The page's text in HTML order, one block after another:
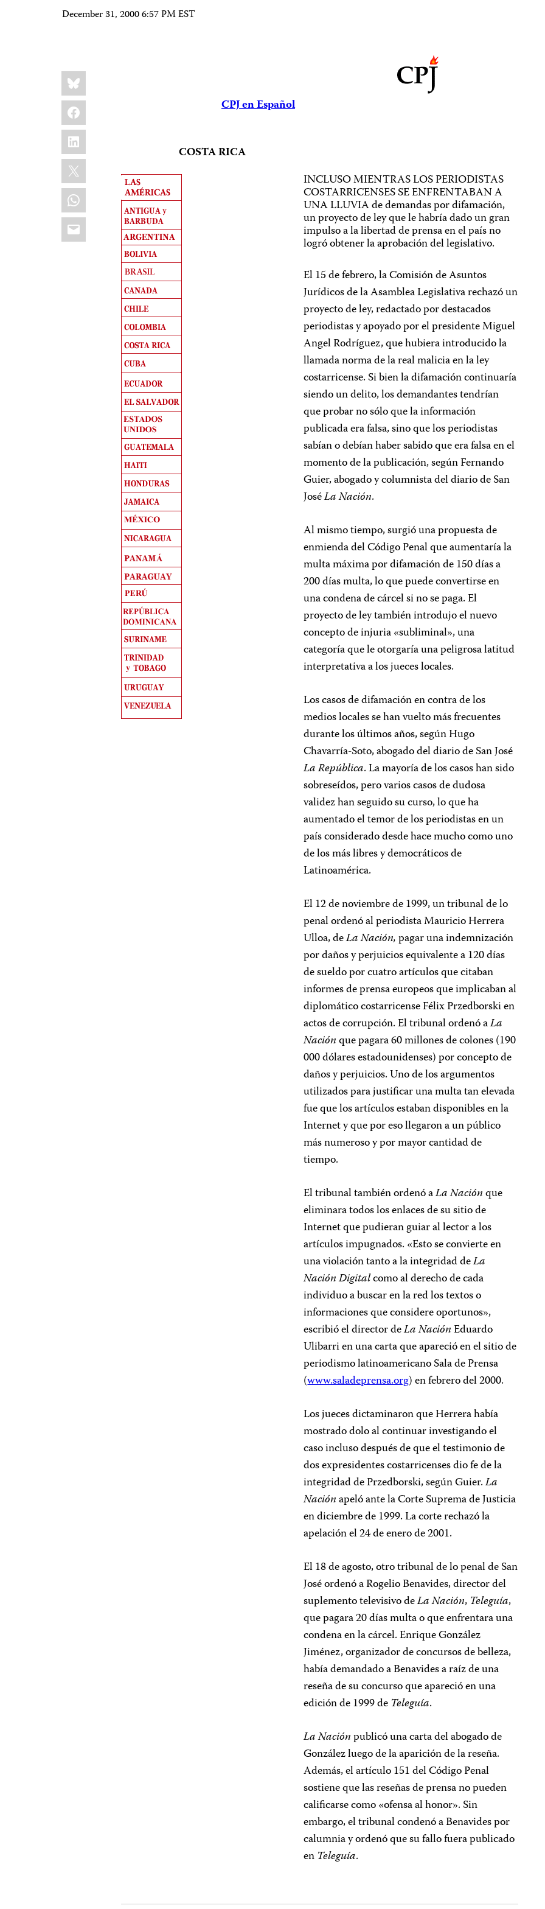
December 31, 2000 6:57 PM EST
Share
this:
Bluesky
Facebook
LinkedIn
X
WhatsApp
Email
CPJ en Español
COSTA RICA
INCLUSO MIENTRAS LOS PERIODISTAS
COSTARRICENSES SE ENFRENTABAN A
UNA LLUVIA de demandas por difamación,
un proyecto de ley que le habría dado un gran
impulso a la libertad de prensa en el país no
logró obtener la aprobación del legislativo.
El 15 de febrero, la Comisión de Asuntos
Jurídicos de la Asamblea Legislativa rechazó un
proyecto de ley, redactado por destacados
periodistas y apoyado por el presidente Miguel
Angel Rodríguez, que hubiera introducido la
llamada norma de la real malicia en la ley
costarricense. Si bien la difamación continuaría
siendo un delito, los demandantes tendrían
que probar no sólo que la información
publicada era falsa, sino que los periodistas
sabían o debían haber sabido que era falsa en el
momento de la publicación, según Fernando
Guier, abogado y columnista del diario de San
JoséLa Nación.
Al mismo tiempo, surgió una propuesta de
enmienda del Código Penal que aumentaría la
multa máxima por difamación de 150 días a
200 días multa, lo que puede convertirse en
una condena de cárcel si no se paga. El
proyecto de ley también introdujo el nuevo
concepto de injuria «subliminal», una
categoría que le otorgaría una peligrosa latitud
interpretativa a los jueces locales.
Los casos de difamación en contra de los
medios locales se han vuelto más frecuentes
durante los últimos años, según Hugo
Chavarría-Soto, abogado del diario de San José
La República. La mayoría de los casos han sido
sobreseídos, pero varios casos de dudosa
validez han seguido su curso, lo que ha
aumentado el temor de los periodistas en un
país considerado desde hace mucho como uno
de los más libres y democráticos de
Latinoamérica.
El 12 de noviembre de 1999, un tribunal de lo
penal ordenó al periodista Mauricio Herrera
Ulloa, deLa Nación,pagar una indemnización
por daños y perjuicios equivalente a 120 días
de sueldo por cuatro artículos que citaban
informes de prensa europeos que implicaban al
diplomático costarricense Félix Przedborski en
actos de corrupción. El tribunal ordenó aLa
Naciónque pagara 60 millones de colones (190
000 dólares estadounidenses) por concepto de
daños y perjuicios. Uno de los argumentos
utilizados para justificar una multa tan elevada
fue que los artículos estaban disponibles en la
Internet y que por eso llegaron a un público
más numeroso y por mayor cantidad de
tiempo.
El tribunal también ordenó aLa Naciónque
eliminara todos los enlaces de su sitio de
Internet que pudieran guiar al lector a los
artículos impugnados. «Esto se convierte en
una violación tanto a la integridad deLa
Nación Digitalcomo al derecho de cada
individuo a buscar en la red los textos o
informaciones que considere oportunos»,
escribió el director deLa NaciónEduardo
Ulibarri en una carta que apareció en el sitio de
periodismo latinoamericano Sala de Prensa
(www.saladeprensa.org) en febrero del 2000.
Los jueces dictaminaron que Herrera había
mostrado dolo al continuar investigando el
caso incluso después de que el testimonio de
dos expresidentes costarricenses dio fe de la
integridad de Przedborski, según Guier.La
Naciónapeló ante la Corte Suprema de Justicia
en diciembre de 1999. La corte rechazó la
apelación el 24 de enero de 2001.
El 18 de agosto, otro tribunal de lo penal de San
José ordenó a Rogelio Benavides, director del
suplemento televisivo deLa Nación, Teleguía,
que pagara 20 días multa o que enfrentara una
condena en la cárcel. Enrique González
Jiménez, organizador de concursos de belleza,
había demandado a Benavides a raíz de una
reseña de su concurso que apareció en una
edición de 1999 de Teleguía.
La Naciónpublicó una carta del abogado de
González luego de la aparición de la reseña.
Además, el artículo 151 del Código Penal
sostiene que las reseñas de prensa no pueden
calificarse como «ofensa al honor». Sin
embargo, el tribunal condenó a Benavides por
calumnia y ordenó que su fallo fuera publicado
en Teleguía.